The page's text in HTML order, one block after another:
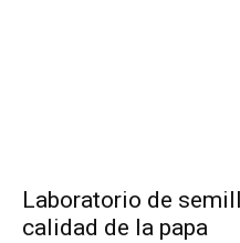
Laboratorio de
calidad de la papa